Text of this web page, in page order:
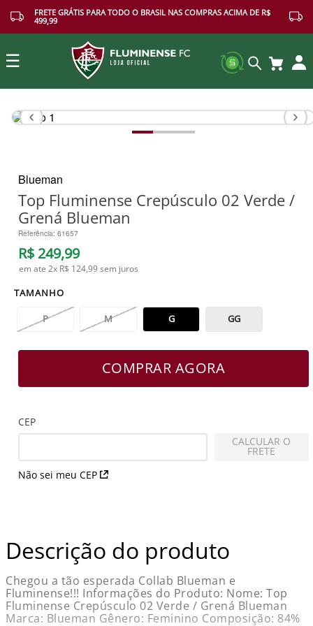
FRETE GRÁTIS PARA TODO O BRASIL NAS COMPRAS ACIMA DE R$
499,99
☰
Buscar
Blueman
Top Fluminense Crepúsculo 02 Verde /
Grená Blueman
Referência: 61657
R$ 249,99
em ate 2x R$ 124,99sem juros
TAMANHO
P M G GG
COMPRAR AGORA
CEP
Não sei meu CEP
CALCULAR O
FRETE
Descrição do produto
Chegou a tão esperada Collab Blueman e
Fluminense!!! Informações do Produto: Nome: Top
Fluminense Crepúsculo 02 Verde / Grená Blueman
Marca: Blueman Gênero: Feminino Composição: 84%